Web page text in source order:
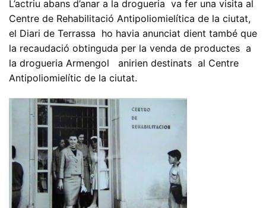
L’actriu abans d’anar a la drogueria va fer una visita al
Centre de Rehabilitació Antipoliomielítica de la ciutat,
el Diari de Terrassa ho havia anunciat dient també que
la recaudació obtinguda per la venda de productes a
la drogueria Armengol anirien destinats al Centre
Antipoliomielític de la ciutat.